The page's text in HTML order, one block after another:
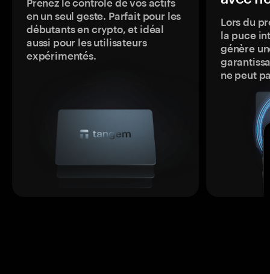
Prenez le contrôle de vos actifs
en un seul geste. Parfait pour les
débutants en crypto, et idéal
aussi pour les utilisateurs
expérimentés.
Lors du
la puce
génère
ne peut